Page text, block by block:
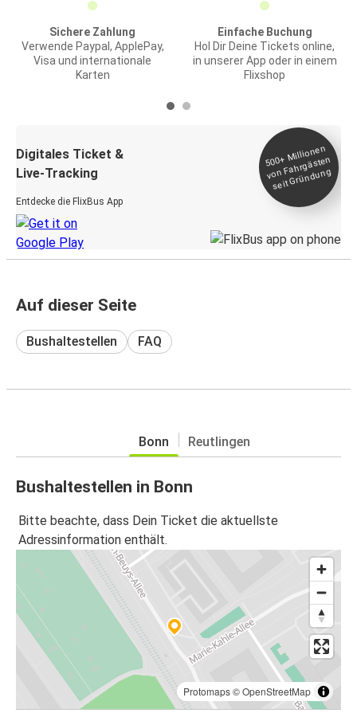
Sichere Zahlung
Verwende Paypal, ApplePay,
Visa und internationale
Karten
Einfache Buchung
Hol Dir Deine Tickets online,
in unserer App oder in einem
Flixshop
Digitales Ticket &
Live-Tracking
Entdecke die FlixBus App
500+
Millionen
von Fahrgästen
seit
Gründung
Auf dieser Seite
Bushaltestellen FAQ
Bonn Reutlingen
Bushaltestellen in Bonn
Bitte beachte, dass Dein Ticket die aktuellste
Adressinformation enthält.
Protomaps©OpenStreetMap